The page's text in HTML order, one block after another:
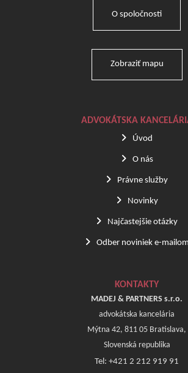
O spoločnosti
Zobraziť mapu
ADVOKÁTSKA
Úvod
O nás
Právne služby
Novinky
Najčastejšie otázky
Odber noviniek e-mailom
KONTAKTY
MADEJ & PARTNERS s.r.o.
advokátska kancelária
Mýtna 42, 811 05 Bratislava,
Slovenská republika
Tel: +421 2 212 919 91